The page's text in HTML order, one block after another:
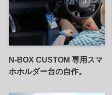
N-BOX CUSTOM 専用スマ
ホホルダー台の自作。